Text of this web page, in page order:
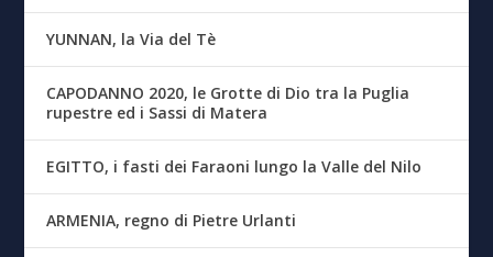
YUNNAN, la Via del Tè
CAPODANNO 2020, le Grotte di Dio tra la Puglia
rupestre ed i Sassi di Matera
EGITTO, i fasti dei Faraoni lungo la Valle del Nilo
ARMENIA, regno di Pietre Urlanti